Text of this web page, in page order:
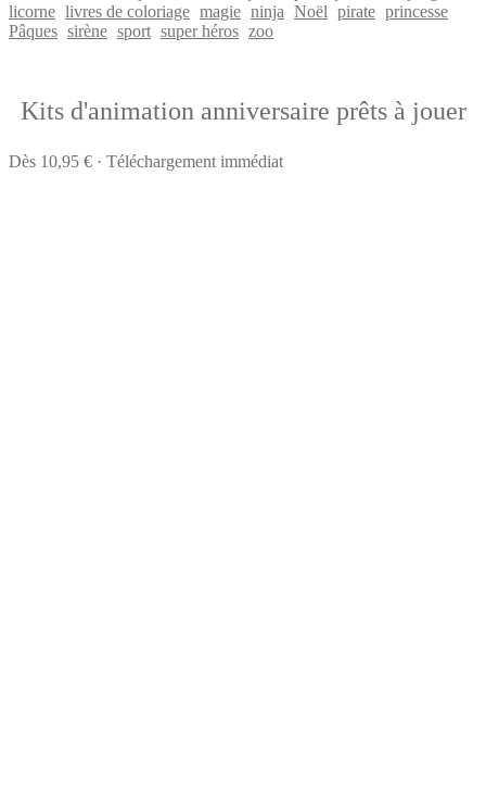
licorne livres de coloriage magie ninja Noël pirate princesse
Pâques sirène sport super héros zoo
Kits d'animation anniversaire prêts à jouer
Dès 10,95 € · Téléchargement immédiat